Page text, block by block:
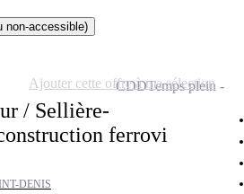
non-accessible)
/ Sellière-
ferrovi
DENIS
CDDTemps plein
Ajouter cette offre à ma sélection